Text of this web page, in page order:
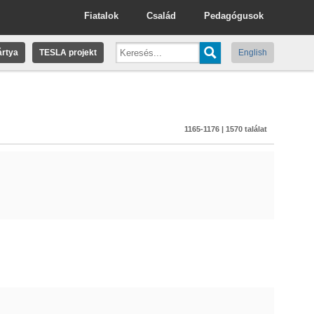
Pedagógusok
Család
Fiatalok
TESLA projekt English
1165-1176 | 1570 találat